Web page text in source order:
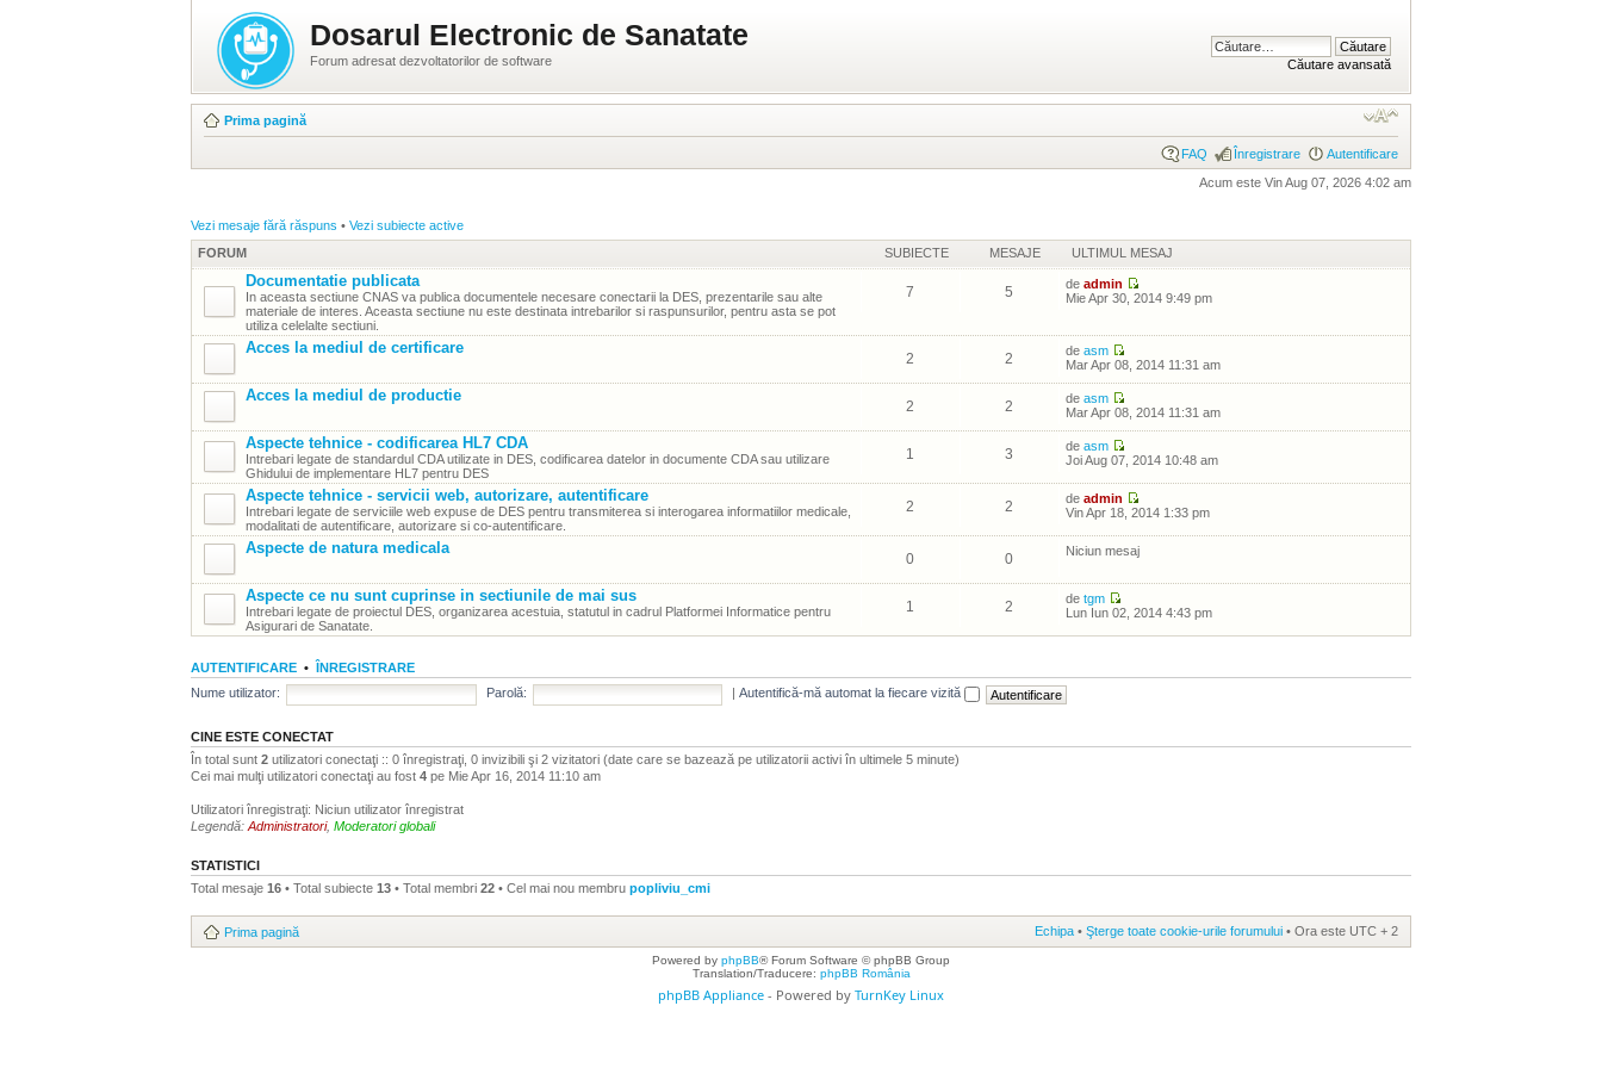
Dosarul Electronic de Sanatate
Forum adresat dezvoltatorilor de software Căutare avansată
Prima pagină
FAQ Înregistrare
Autentificare
Acum este Vin Aug 07, 2026 4:02 am
Vezi mesaje fără răspuns • Vezi subiecte active
FORUM
SUBIECTE MESAJE ULTIMUL MESAJ
Documentatie publicata
In aceasta sectiune CNAS va publica documentele necesare conectarii la DES, prezentarile sau alte
materiale de interes. Aceasta sectiune nu este destinata intrebarilor si raspunsurilor, pentru asta se pot
utiliza celelalte sectiuni.
7 5 de admin
Mie Apr 30, 2014 9:49 pm
Acces la mediul de certificare
2 2 de asm
Mar Apr 08, 2014 11:31 am
Acces la mediul de productie
2 2 de asm
Mar Apr 08, 2014 11:31 am
Aspecte tehnice - codificarea HL7 CDA
Intrebari legate de standardul CDA utilizate in DES, codificarea datelor in documente CDA sau utilizare
Ghidului de implementare HL7 pentru DES
1 3 de asm
Joi Aug 07, 2014 10:48 am
Aspecte tehnice - servicii web, autorizare, autentificare
Intrebari legate de serviciile web expuse de DES pentru transmiterea si interogarea informatiilor medicale,
modalitati de autentificare, autorizare si co-autentificare.
2 2 de admin
Vin Apr 18, 2014 1:33 pm
Aspecte de natura medicala
0 0 Niciun mesaj
Aspecte ce nu sunt cuprinse in sectiunile de mai sus
Intrebari legate de proiectul DES, organizarea acestuia, statutul in cadrul Platformei Informatice pentru
Asigurari de Sanatate.
1 2 de tgm
Lun Iun 02, 2014 4:43 pm
AUTENTIFICARE • ÎNREGISTRARE
Nume utilizator:
Parolă: |Autentifică-mă automat la fiecare vizită
CINE ESTE CONECTAT
În total sunt 2 utilizatori conectaţi :: 0 înregistraţi, 0 invizibili şi 2 vizitatori (date care se bazează pe utilizatorii activi în ultimele 5 minute)
Cei mai mulţi utilizatori conectaţi au fost 4 pe Mie Apr 16, 2014 11:10 am
Utilizatori înregistraţi: Niciun utilizator înregistrat
Legendă: Administratori, Moderatori globali
STATISTICI
Total mesaje 16 • Total subiecte 13 • Total membri 22 • Cel mai nou membru popliviu_cmi
Prima pagină Echipa • Şterge toate cookie-urile forumului • Ora este UTC + 2
Powered by phpBB® Forum Software © phpBB Group
Translation/Traducere: phpBB România
phpBB Appliance - Powered by TurnKey Linux